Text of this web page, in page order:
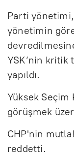
Parti
yönetimin
YSK’nin kritik
yapıldı.
Yüksek Seçim
görüşmek
CHP'nin
reddetti.